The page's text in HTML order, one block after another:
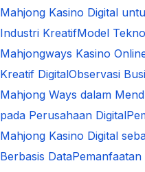
Mahjong Kasino Digital
Industri KreatifModel
Mahjongways Kasino
Kreatif DigitalObservasi
Mahjong Ways dalam
pada Perusahaan Digital
Mahjong Kasino Digital
Berbasis Data